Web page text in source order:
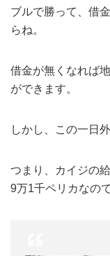
ブルで勝って、借
らね。
借金が無くなれば
ができます。
しかし、この一日
つまり、カイジの
9万1千ペリカなの